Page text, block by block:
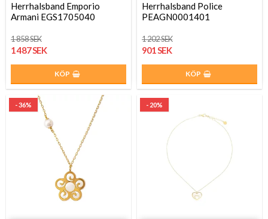
Herrhalsband Emporio
Armani EGS1705040
1 858 SEK
1 487 SEK
KÖP
Herrhalsband Police
PEAGN0001401
1 202 SEK
901 SEK
KÖP
- 36% - 20%